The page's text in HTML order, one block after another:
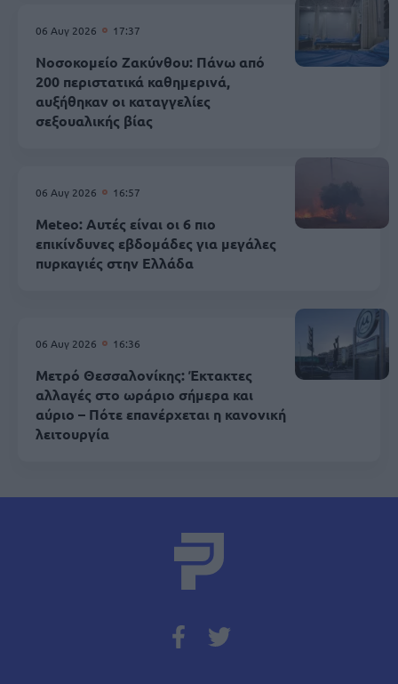
06 Αυγ 2026 17:37
Νοσοκομείο Ζακύνθου: Πάνω από
200 περιστατικά καθημερινά,
αυξήθηκαν οι καταγγελίες
σεξουαλικής βίας
06 Αυγ 2026 16:57
Meteo: Αυτές είναι οι 6 πιο
επικίνδυνες εβδομάδες για μεγάλες
πυρκαγιές στην Ελλάδα
06 Αυγ 2026 16:36
Μετρό Θεσσαλονίκης: Έκτακτες
αλλαγές στο ωράριο σήμερα και
αύριο – Πότε επανέρχεται η κανονική
λειτουργία